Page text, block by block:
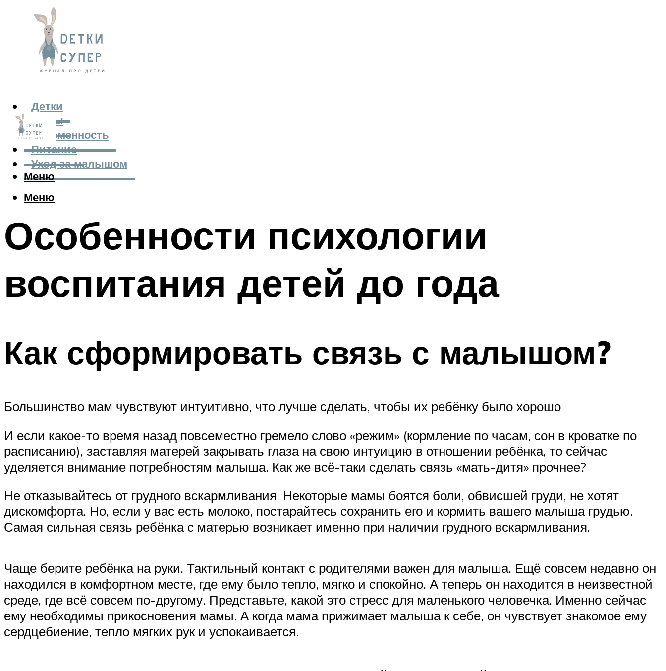
Детки
Мамы
Беременность
Питание
Уход за малышом
Меню
Меню
Особенности психологии
воспитания детей до года
Как сформировать связь с малышом?
Большинство мам чувствуют интуитивно, что лучше сделать, чтобы их ребёнку было хорошо
И если какое-то время назад повсеместно гремело слово «режим» (кормление по часам, сон в кроватке по
расписанию), заставляя матерей закрывать глаза на свою интуицию в отношении ребёнка, то сейчас
уделяется внимание потребностям малыша. Как же всё-таки сделать связь «мать-дитя» прочнее?
Не отказывайтесь от грудного вскармливания. Некоторые мамы боятся боли, обвисшей груди, не хотят
дискомфорта. Но, если у вас есть молоко, постарайтесь сохранить его и кормить вашего малыша грудью.
Самая сильная связь ребёнка с матерью возникает именно при наличии грудного вскармливания.
Чаще берите ребёнка на руки. Тактильный контакт с родителями важен для малыша. Ещё совсем недавно он
находился в комфортном месте, где ему было тепло, мягко и спокойно. А теперь он находится в неизвестной
среде, где всё совсем по-другому. Представьте, какой это стресс для маленького человечка. Именно сейчас
ему необходимы прикосновения мамы. А когда мама прижимает малыша к себе, он чувствует знакомое ему
сердцебиение, тепло мягких рук и успокаивается.